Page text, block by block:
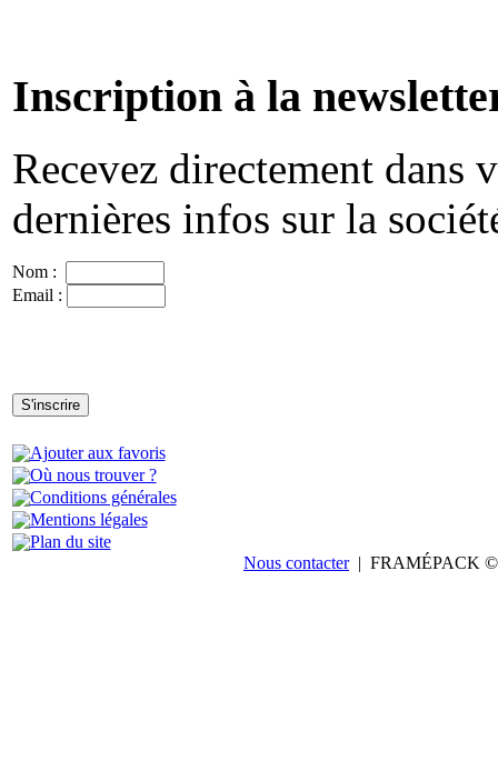
Inscription à la
Recevez directement dans
dernières infos sur la
Nom :
Email :
Ajouter aux favoris
Où nous trouver ?
Conditions générales
Mentions légales
Plan du site
Nous contacter| FRAMÉPACK ©